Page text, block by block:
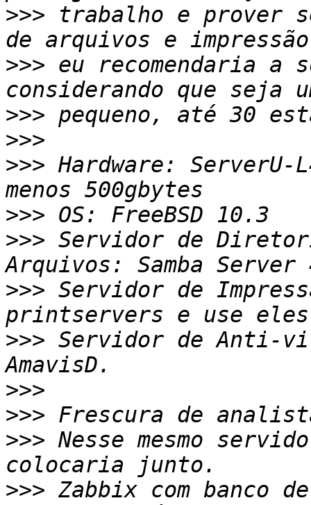
>>> trabalho e prover
>>> eu recomendaria a
>>>
>>>
>>> Hardware:
>>>
>>> Servidor de
>>> Servidor de
>>> Servidor de Anti-
>>>
>>>
>>> Nesse mesmo
>>> Zabbix com banco